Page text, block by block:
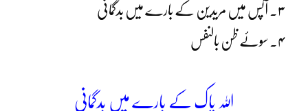
۳۔ آپس میں مریدین کے بارے میں بدگمانی
۴۔ سوئے ظن بالنفس
اللہ پاک کے بارے میں بدگمانی